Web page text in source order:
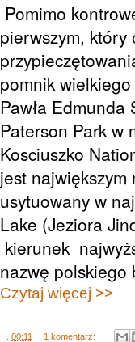
Pomimo
pierwszym, który
pomnik
Pawła
Paterson Park w
Kosciuszko
jest
usytuowany w
Lake (Jeziora
kierunek
nazwę polskiego
Czytaj więcej >>
00:11 1 komentarz: